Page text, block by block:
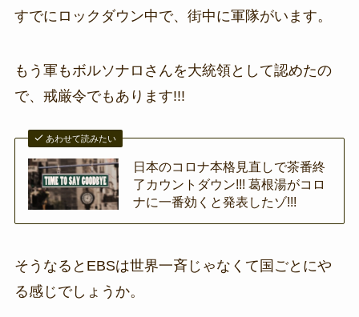
すでにロックダウン中で、街中に軍隊がいます。
もう軍もボルソナロさんを大統領として認めたの
で、戒厳令でもあります!!!
あわせて読みたい
日本のコロナ本格見直しで茶番終
了カウントダウン!!! 葛根湯がコロ
ナに一番効くと発表したゾ!!!
そうなるとEBSは世界一斉じゃなくて国ごとにや
る感じでしょうか。